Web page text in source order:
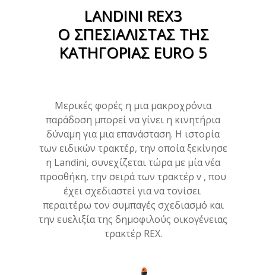
LANDINI REX3
Ο ΣΠΕΣΙΑΛΙΣΤΑΣ ΤΗΣ
ΚΑΤΗΓΟΡΙΑΣ EURO 5
Μερικές φορές η μια μακροχρόνια
παράδοση μπορεί να γίνει η κινητήρια
δύναμη για μια επανάσταση. Η ιστορία
των ειδικών τρακτέρ, την οποία ξεκίνησε
η Landini, συνεχίζεται τώρα με μία νέα
προσθήκη, την σειρά των τρακτέρ v , που
έχει σχεδιαστεί για να τονίσει
περαιτέρω τον συμπαγές σχεδιασμό και
την ευελιξία της δημοφιλούς οικογένειας
τρακτέρ REX.